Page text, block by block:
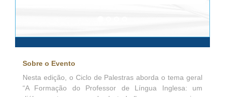
Sobre o Evento
Nesta edição, o Ciclo de Palestras aborda o tema geral
“A Formação do Professor de Língua Inglesa: um